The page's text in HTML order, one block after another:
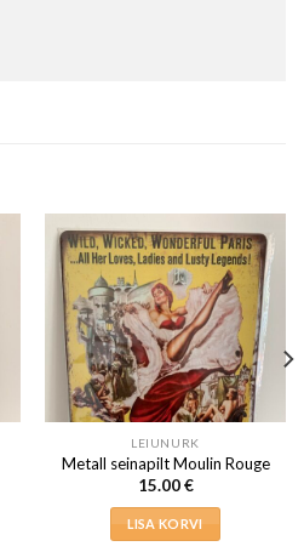
LEIUNURK
Metall seinapilt Moulin Rouge
15.00€
LISA KORVI